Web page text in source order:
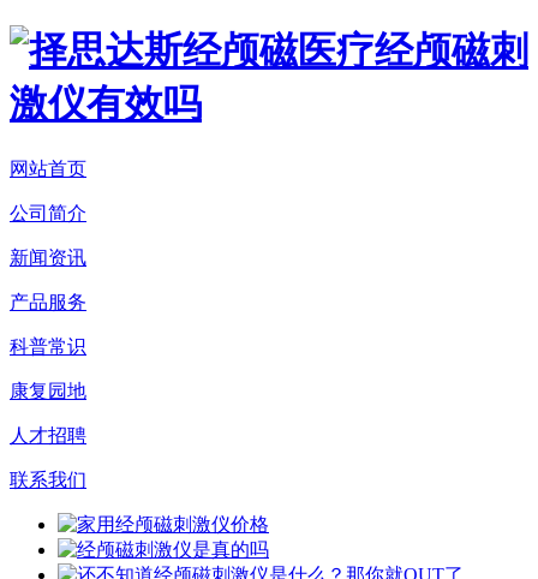
网站首页
公司简介
新闻资讯
产品服务
科普常识
康复园地
人才招聘
联系我们